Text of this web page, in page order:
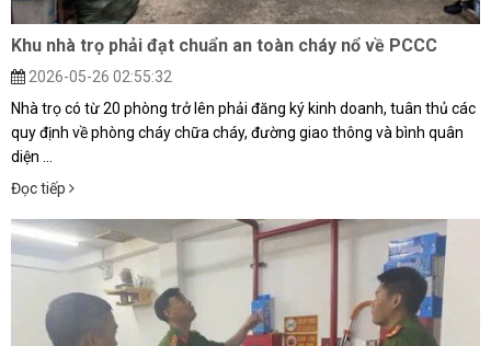
Khu nhà trọ phải đạt chuẩn an toàn cháy nổ về PCCC
2026-05-26 02:55:32
Nhà trọ có từ 20 phòng trở lên phải đăng ký kinh doanh, tuân thủ các
quy định về phòng cháy chữa cháy, đường giao thông và bình quân
diện ...
Đọc tiếp